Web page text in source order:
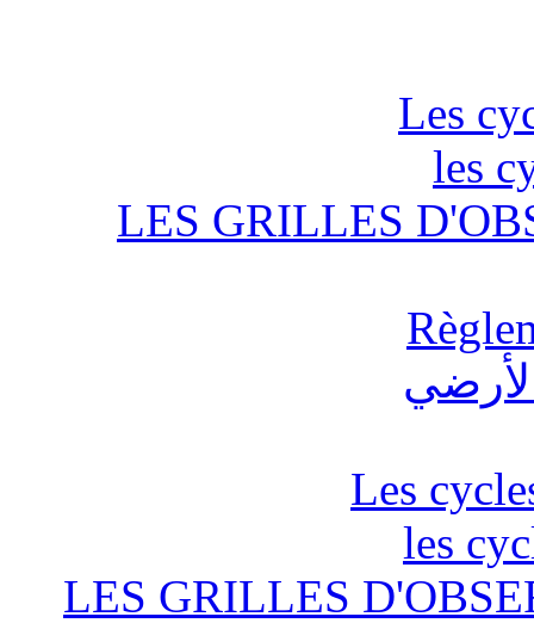
Les
les
LES GRILLES
Les
les
LES GRILLES